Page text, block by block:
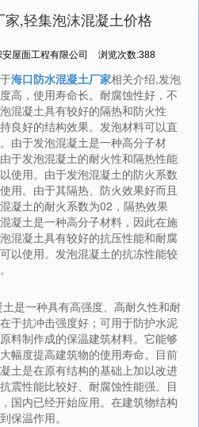
,轻集泡沫混凝土价格
屋面工程有限公司 浏览次数:388
海口防水混凝土厂家相关介绍,发泡
高，使用寿命长。耐腐蚀性好，不
混凝土具有较好的隔热和防火性
良好的结构效果。发泡材料可以直
由于发泡混凝土是一种高分子材
于发泡混凝土的耐火性和隔热性能
使用。由于发泡混凝土的防火系数
用。由于其隔热、防火效果好而且
凝土的耐火系数为02，隔热效果
凝土是一种高分子材料，因此在施
混凝土具有较好的抗压性能和耐腐
以使用。发泡混凝土的抗冻性能较
土是一种具有高强度、高耐久性和耐
于抗冲击强度好；可用于防护水泥
料制作成的保温建筑材料。它能够
幅度提高建筑物的使用寿命。目前
土是在原有结构的基础上加以改进
震性能比较好、耐腐蚀性能强。目
国内已经开始应用。在建筑物结构
保温作用。